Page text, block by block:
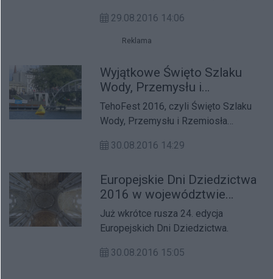
trwają.
29.08.2016 14:06
Reklama
Wyjątkowe Święto Szlaku
Wody, Przemysłu i
Rzemiosła w Bydgoszczy
TehoFest 2016, czyli Święto Szlaku
Wody, Przemysłu i Rzemiosła
Atrakcji nie zabraknie!
30.08.2016 14:29
Europejskie Dni Dziedzictwa
2016 w województwie
kujawsko-pomorskim
Już wkrótce rusza 24. edycja
Europejskich Dni Dziedzictwa.
30.08.2016 15:05